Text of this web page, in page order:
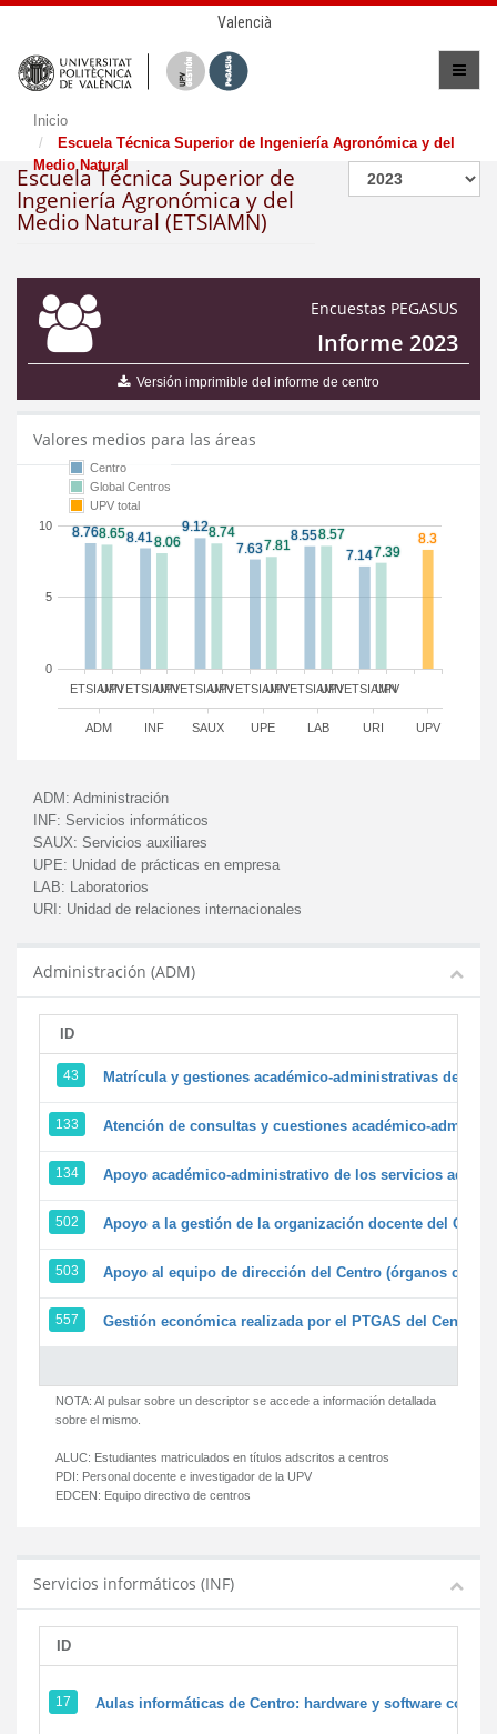
Valencià
Inicio
Escuela Técnica Superior de Ingeniería Agronómica y del
Medio Natural
Escuela Técnica Superior de
Ingeniería Agronómica y del
Medio Natural (ETSIAMN)
Encuestas PEGASUS
Informe 2023
Versión imprimible del informe de centro
Valores medios para las áreas
ETSIAMN ETSIAMNETSIAMN ETSIAMNETSIAMNETSIAMN
UPV UPV UPV UPV UPV UPV
ADM INF SAUX UPE LAB URI UPV
0
5
10
Centro
Global Centros
UPV total
ADM: Administración
INF: Servicios informáticos
SAUX: Servicios auxiliares
UPE: Unidad de prácticas en empresa
LAB: Laboratorios
URI: Unidad de relaciones internacionales
Administración (ADM)
ID
43 Matrícula y gestiones académico-administrativas de la
133 Atención de consultas y cuestiones académico-
134 Apoyo académico-administrativo de los servicios
502 Apoyo a la gestión de la organización docente del
503 Apoyo al equipo de dirección del Centro (órganos
557 Gestión económica realizada por el PTGAS del Centro
NOTA: Al pulsar sobre un descriptor se accede a información detallada
sobre el mismo.
ALUC: Estudiantes matriculados en títulos adscritos a centros
PDI: Personal docente e investigador de la UPV
EDCEN: Equipo directivo de centros
Servicios informáticos (INF)
ID
17 Aulas informáticas de Centro: hardware y software